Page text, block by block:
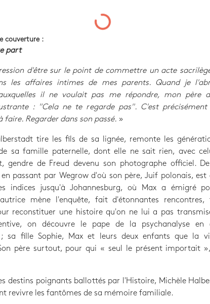
couverture :
part
d'être sur le point de commettre un acte
les affaires intimes de mes parents. Quand je
il ne voulait pas me répondre, mon père
: "Cela ne te regarde pas". C'est
faire. Regarder dans son passé. »
tire les fils de sa lignée, remonte les
sa famille paternelle, dont elle ne sait rien, avec
gendre de Freud devenu son photographe officiel.
passant par Wegrow d'où son père, Juif polonais, est
indices jusqu'à Johannesburg, où Max a émigré
mène l'enquête, fait d'étonnantes rencontres,
reconstituer une histoire qu'on ne lui a pas
on découvre le pape de la psychanalyse en
; sa fille Sophie, Max et leurs deux enfants que la
père surtout, pour qui « seul le présent importait
destins poignants ballottés par l'Histoire, Michèle
revivre les fantômes de sa mémoire familiale.